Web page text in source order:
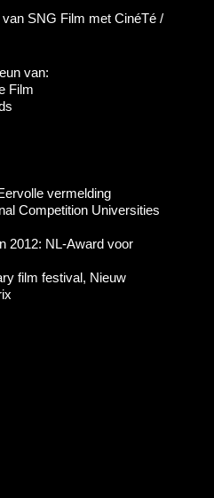
SNG Film met CinéTé /
van:
Film
vermelding
Competition Universities
2012: NL-Award voor
film festival, Nieuw